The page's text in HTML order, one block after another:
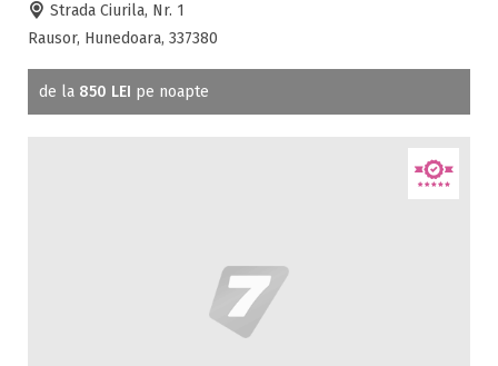
Strada Ciurila, Nr. 1
Rausor, Hunedoara, 337380
de la 850 LEI pe noapte